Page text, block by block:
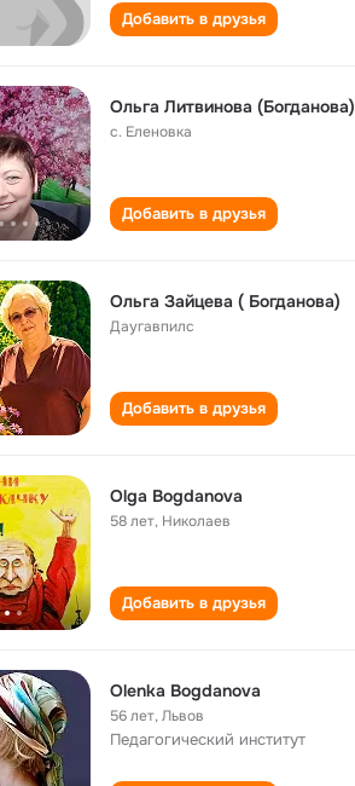
Добавить в друзья
Ольга Литвинова (Богданова)
с. Еленовка
Добавить в друзья
Ольга Зайцева ( Богданова)
Даугавпилс
Добавить в друзья
Olga Bogdanova
58 лет, Николаев
Добавить в друзья
Olenka Bogdanova
56 лет,Львов
Педагогический институт